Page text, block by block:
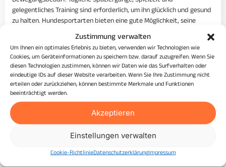
Zustimmung verwalten
Um Ihnen ein optimales Erlebnis zu bieten, verwenden wir Technologien wie
Cookies, um Geräteinformationen zu speichern bzw. darauf zuzugreifen. Wenn Sie
diesen Technologien zustimmen, können wir Daten wie das Surfverhalten oder
eindeutige IDs auf dieser Website verarbeiten. Wenn Sie Ihre Zustimmung nicht
erteilen oder zurückziehen, können bestimmte Merkmale und Funktionen
beeinträchtigt werden.
Akzeptieren
Einstellungen verwalten
Cookie-RichtlinieDatenschutzerklärungImpressum
gelegentliches Training sind erforderlich, um ihn glücklich und gesund
zu halten. Hundesportarten bieten eine gute Möglichkeit, seine
Energien in die richtigen Bahnen zu lenken.
Besondere Anforderungen
Der Papillon benötigt viel mentale Stimulation und regelmäßige
körperliche Bewegung. Er kann jedoch auch empfindlich auf extreme
Wetterbedingungen reagieren. Daher sollten besonders heiße oder
kalte Tage mit entsprechendem Schutz und Vorsicht behandelt
Pflege und Gesundheit
Fellpflege